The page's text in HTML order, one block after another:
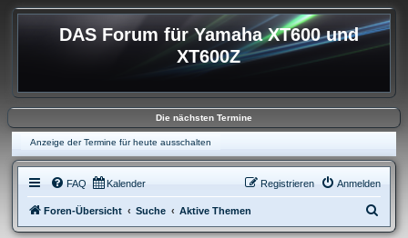
DAS Forum für Yamaha XT600 und
XT600Z
Die nächsten Termine
Anzeige der Termine für heute ausschalten
FAQ Kalender Anmelden
Registrieren
Foren-Übersicht Suche Aktive Themen
u